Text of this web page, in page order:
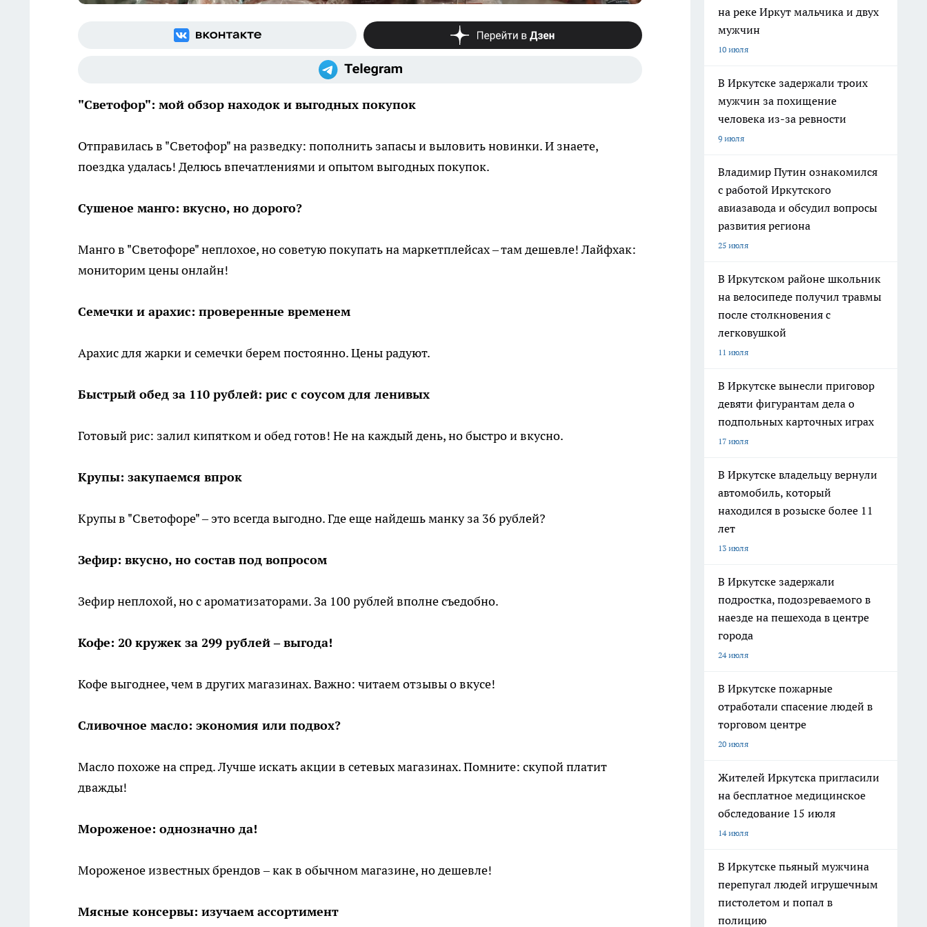
"Светофор": мой обзор находок и выгодных покупок
Отправилась в "Светофор" на разведку: пополнить запасы и выловить новинки. И знаете,
поездка удалась! Делюсь впечатлениями и опытом выгодных покупок.
Сушеное манго: вкусно, но дорого?
Манго в "Светофоре" неплохое, но советую покупать на маркетплейсах – там дешевле! Лайфхак:
мониторим цены онлайн!
Семечки и арахис: проверенные временем
Арахис для жарки и семечки берем постоянно. Цены радуют.
Быстрый обед за 110 рублей: рис с соусом для ленивых
Готовый рис: залил кипятком и обед готов! Не на каждый день, но быстро и вкусно.
Крупы: закупаемся впрок
Крупы в "Светофоре" – это всегда выгодно. Где еще найдешь манку за 36 рублей?
Зефир: вкусно, но состав под вопросом
Зефир неплохой, но с ароматизаторами. За 100 рублей вполне съедобно.
Кофе: 20 кружек за 299 рублей – выгода!
Кофе выгоднее, чем в других магазинах. Важно: читаем отзывы о вкусе!
Сливочное масло: экономия или подвох?
Масло похоже на спред. Лучше искать акции в сетевых магазинах. Помните: скупой платит
дважды!
Мороженое: однозначно да!
Мороженое известных брендов – как в обычном магазине, но дешевле!
Мясные консервы: изучаем ассортимент
на реке Иркут мальчика и двух
мужчин
10 июля
В Иркутске задержали троих
мужчин за похищение
человека из-за ревности
9 июля
Владимир Путин ознакомился
с работой Иркутского
авиазавода и обсудил вопросы
развития региона
25 июля
В Иркутском районе школьник
на велосипеде получил травмы
после столкновения с
легковушкой
11 июля
В Иркутске вынесли приговор
девяти фигурантам дела о
подпольных карточных играх
17 июля
В Иркутске владельцу вернули
автомобиль, который
находился в розыске более 11
лет
13 июля
В Иркутске задержали
подростка, подозреваемого в
наезде на пешехода в центре
города
24 июля
В Иркутске пожарные
отработали спасение людей в
торговом центре
20 июля
Жителей Иркутска пригласили
на бесплатное медицинское
обследование 15 июля
14 июля
В Иркутске пьяный мужчина
перепугал людей игрушечным
пистолетом и попал в
полицию